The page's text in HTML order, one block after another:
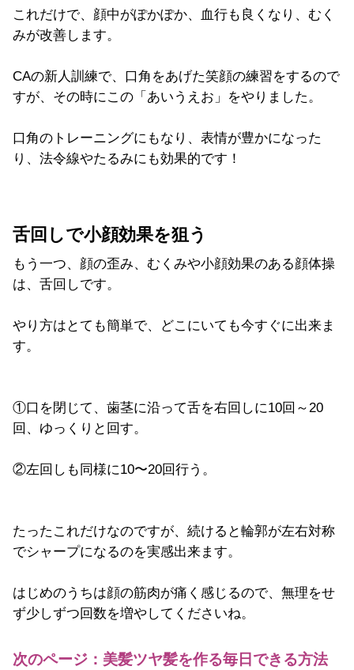
これだけで、顔中がぽかぽか、血行も良くなり、むく
みが改善します。
CAの新人訓練で、口角をあげた笑顔の練習をするので
すが、その時にこの「あいうえお」をやりました。
口角のトレーニングにもなり、表情が豊かになった
り、法令線やたるみにも効果的です！
舌回しで小顔効果を狙う
もう一つ、顔の歪み、むくみや小顔効果のある顔体操
は、舌回しです。
やり方はとても簡単で、どこにいても今すぐに出来ま
す。
①口を閉じて、歯茎に沿って舌を右回しに10回～20
回、ゆっくりと回す。
②左回しも同様に10〜20回行う。
たったこれだけなのですが、続けると輪郭が左右対称
でシャープになるのを実感出来ます。
はじめのうちは顔の筋肉が痛く感じるので、無理をせ
ず少しずつ回数を増やしてくださいね。
次のページ：美髪ツヤ髪を作る毎日できる方法